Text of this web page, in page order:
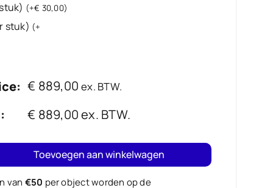
(+€ 30,00)
stuk) (+
€ 889,00 ex. BTW.
€ 889,00ex. BTW.
Toevoegen aan winkelwagen
van €50 per object worden op de